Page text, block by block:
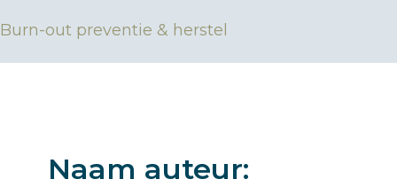
Burn-out preventie & herstel
Naam auteur: